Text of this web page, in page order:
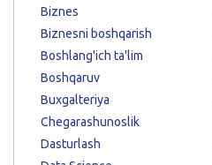
Biznes
Biznesni boshqarish
Boshlang'ich ta'lim
Boshqaruv
Buxgalteriya
Chegarashunoslik
Dasturlash